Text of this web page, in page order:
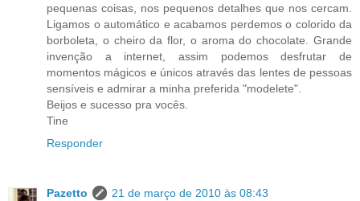
pequenas coisas, nos pequenos detalhes que nos cercam.
Ligamos o automático e acabamos perdemos o colorido da
borboleta, o cheiro da flor, o aroma do chocolate. Grande
invenção a internet, assim podemos desfrutar de
momentos mágicos e únicos através das lentes de pessoas
sensíveis e admirar a minha preferida "modelete".
Beijos e sucesso pra vocês.
Tine
Responder
Pazetto
21 de março de 2010 às 08:43